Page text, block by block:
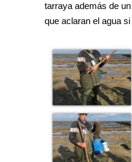
tarraya además de
que aclaran el agua